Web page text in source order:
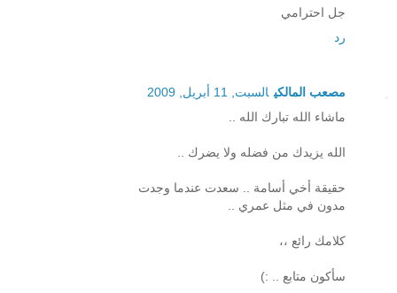
جل احترامي
رد
مصعب المالكي السبت, 11 أبريل, 2009
ماشاء الله تبارك الله ..
الله يزيدك من فضله ولا يضرك ..
حقيقة أخي أسامة .. سعدت عندما وجدت
مدون في مثل عمري ..
كلامك رائع ،،
سأكون متابع .. :)